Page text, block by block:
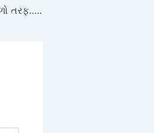
તરફ…..